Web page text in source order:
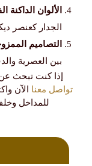
الألوان الداكنة
الجدار كعنصر
التصاميم
بين العصرية
إذا كنت تبحث
تواصل معنا الآن
للمداخل